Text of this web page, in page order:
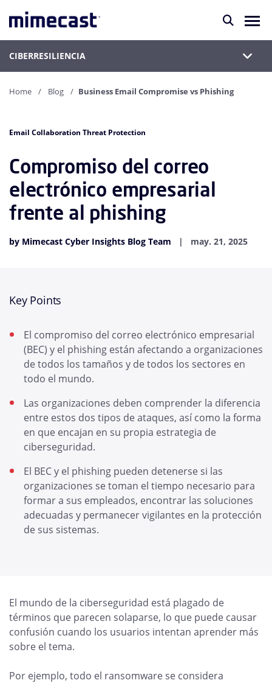
CIBERRESILIENCIA
Home Blog Business Email Compromise vs Phishing
Email Collaboration Threat Protection
Compromiso del correo
electrónico empresarial
frente al phishing
by Mimecast Cyber Insights Blog Team may. 21, 2025
Key Points
El compromiso del correo electrónico empresarial
(BEC) y el phishing están afectando a organizaciones
de todos los tamaños y de todos los sectores en
todo el mundo.
Las organizaciones deben comprender la diferencia
entre estos dos tipos de ataques, así como la forma
en que encajan en su propia estrategia de
ciberseguridad.
El BEC y el phishing pueden detenerse si las
organizaciones se toman el tiempo necesario para
formar a sus empleados, encontrar las soluciones
adecuadas y permanecer vigilantes en la protección
de sus sistemas.
El mundo de la ciberseguridad está plagado de
términos que parecen solaparse, lo que puede causar
confusión cuando los usuarios intentan aprender más
sobre el tema.
Por ejemplo, todo el ransomware se considera